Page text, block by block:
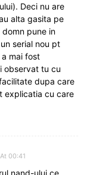
Deci nu are
alta gasita pe
pune in
serial nou pt
mai fost
observat tu cu
dupa care
explicatia cu care
00:41
nand-ului ce